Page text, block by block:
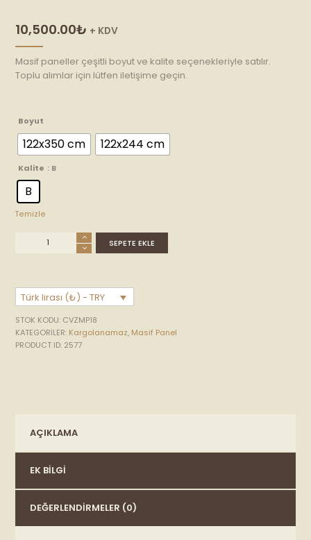
10,500.00₺ + KDV
Masif paneller çeşitli boyut ve kalite seçenekleriyle satılır.
Toplu alımlar için lütfen iletişime geçin.
Boyut
122x350 cm 122x244 cm
Kalite : B
B
Temizle
SEPETE EKLE
Türk lirası (₺) - TRY
STOK KODU: CVZMP18
KATEGORILER: Kargolanamaz, Masif Panel
PRODUCT ID: 2577
AÇIKLAMA
EK BILGI
DEĞERLENDIRMELER (0)